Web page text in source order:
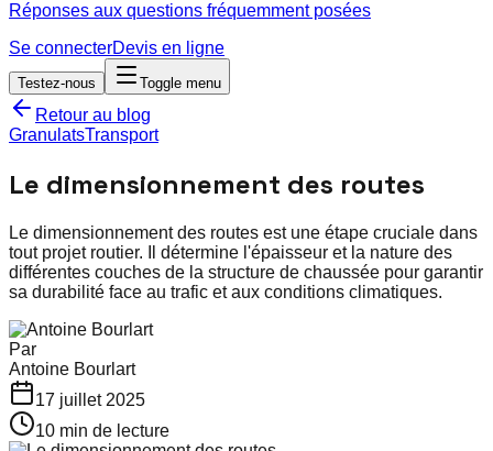
Réponses aux questions fréquemment posées
Se connecterDevis en ligne
Testez-nous Toggle menu
Retour au blog
GranulatsTransport
Le dimensionnement des routes
Le dimensionnement des routes est une étape cruciale dans
tout projet routier. Il détermine l'épaisseur et la nature des
différentes couches de la structure de chaussée pour garantir
sa durabilité face au trafic et aux conditions climatiques.
Par
Antoine Bourlart
17 juillet 2025
10 min de lecture